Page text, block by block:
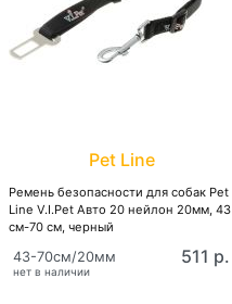
Pet Line
Ремень безопасности для собак Pet
Line V.I.Pet Авто 20 нейлон 20мм, 43
см-70 см, черный
нет в наличии
43-70см/20мм 511 р.